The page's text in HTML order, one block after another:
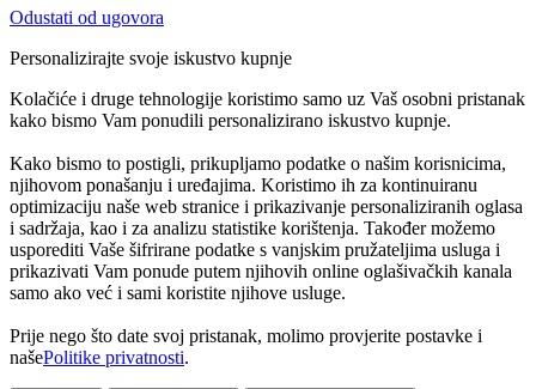
Odustati od ugovora
Personalizirajte svoje iskustvo kupnje
Kolačiće i druge tehnologije koristimo samo uz Vaš osobni pristanak
kako bismo Vam ponudili personalizirano iskustvo kupnje.
Kako bismo to postigli, prikupljamo podatke o našim korisnicima,
njihovom ponašanju i uređajima. Koristimo ih za kontinuiranu
optimizaciju naše web stranice i prikazivanje personaliziranih oglasa
i sadržaja, kao i za analizu statistike korištenja. Također možemo
usporediti Vaše šifrirane podatke s vanjskim pružateljima usluga i
prikazivati Vam ponude putem njihovih online oglašivačkih kanala
samo ako već i sami koristite njihove usluge.
Prije nego što date svoj pristanak, molimo provjerite postavke i
našePolitike privatnosti.